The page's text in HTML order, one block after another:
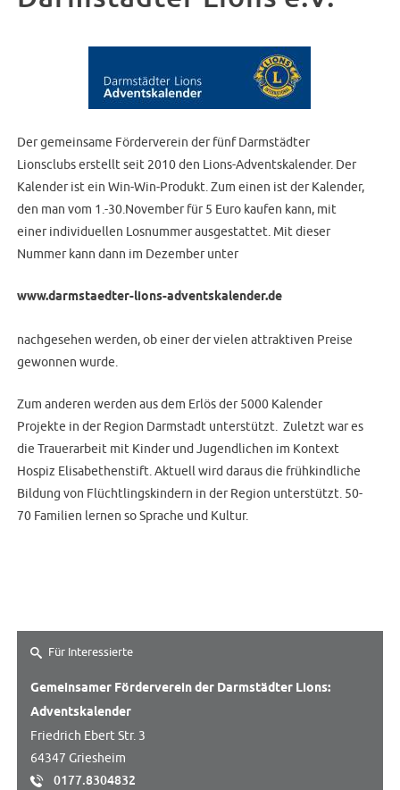
Der gemeinsame Förderverein der fünf Darmstädter
Lionsclubs erstellt seit 2010 den Lions-Adventskalender. Der
Kalender ist ein Win-Win-Produkt. Zum einen ist der Kalender,
den man vom 1.-30.November für 5 Euro kaufen kann, mit
einer individuellen Losnummer ausgestattet. Mit dieser
Nummer kann dann im Dezember unter
www.darmstaedter-lions-adventskalender.de
nachgesehen werden, ob einer der vielen attraktiven Preise
gewonnen wurde.
Zum anderen werden aus dem Erlös der 5000 Kalender
Projekte in der Region Darmstadt unterstützt. Zuletzt war es
die Trauerarbeit mit Kinder und Jugendlichen im Kontext
Hospiz Elisabethenstift. Aktuell wird daraus die frühkindliche
Bildung von Flüchtlingskindern in der Region unterstützt. 50-
70 Familien lernen so Sprache und Kultur.
Für Interessierte
Gemeinsamer Förderverein der Darmstädter Lions:
Adventskalender
Friedrich Ebert Str. 3
64347 Griesheim
0177.8304832